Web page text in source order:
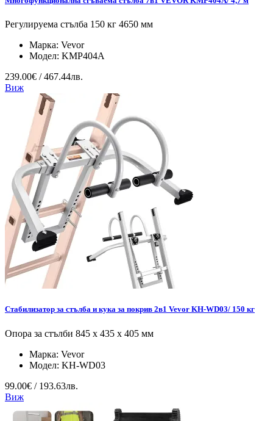
Регулируема стълба 150 кг 4650 мм
Марка: Vevor
Модел: KMP404A
239.00€ / 467.44лв.
Виж
Стабилизатор за стълба и кука за покрив 2в1 Vevor KH-WD03/ 150 кг
Опора за стълби 845 x 435 x 405 мм
Марка: Vevor
Модел: KH-WD03
99.00€ / 193.63лв.
Виж